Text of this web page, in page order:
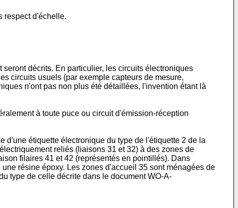
respect d'échelle.
décrits. En particulier, les circuits électroniques
circuits usuels (par exemple capteurs de mesure,
n'ont pas non plus été détaillées, l'invention étant là
à toute puce ou circuit d'émission-réception
d'une étiquette électronique du type de l'étiquette 2 de la
reliés (liaisons 31 et 32) à des zones de
filaires 41 et 42 (représentés en pointillés). Dans
résine époxy. Les zones d'accueil 35 sont ménagées de
type de celle décrite dans le documentWO-A-